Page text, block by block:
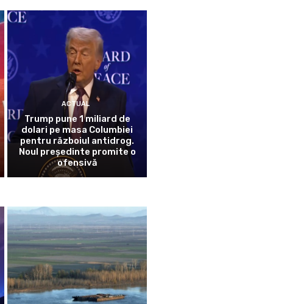
ACTUAL
Trump pune 1 miliard de
dolari pe masa Columbiei
pentru războiul antidrog.
Noul președinte promite o
ofensivă